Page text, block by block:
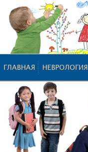
ГЛАВНАЯ НЕВРОЛОГИЯ